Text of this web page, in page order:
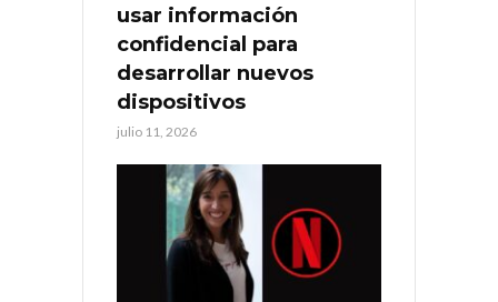
usar información
confidencial para
desarrollar nuevos
dispositivos
julio 11, 2026